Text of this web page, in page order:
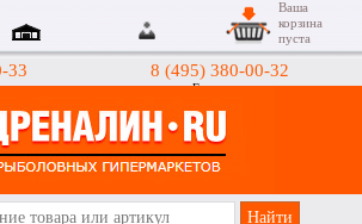
33 8 (495) 380-00-32
Гипермаркеты
Ваша
корзина
пуста